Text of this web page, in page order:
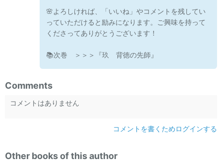
🌸よろしければ、「いいね」やコメントを残してい
っていただけると励みになります。ご興味を持って
くださってありがとうございます！
📚次巻 ＞＞＞『玖 背徳の先師』
Comments
コメントはありません
コメントを書くためログインする
Other books of this author